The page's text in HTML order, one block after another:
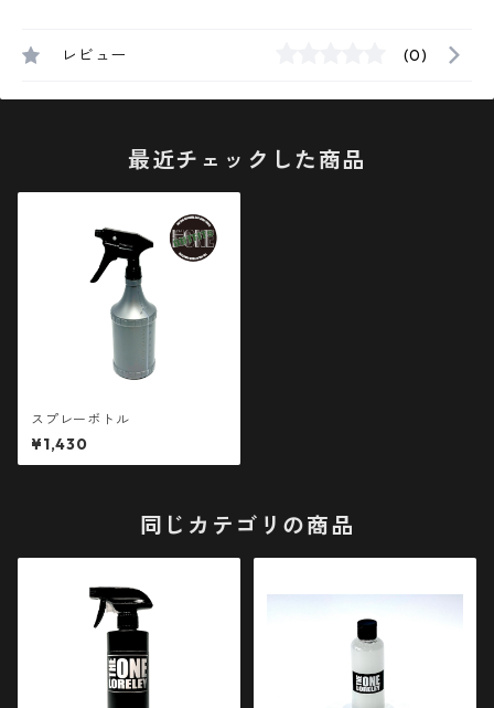
レビュー (0)
最近チェックした商品
スプレーボトル
¥1,430
同じカテゴリの商品